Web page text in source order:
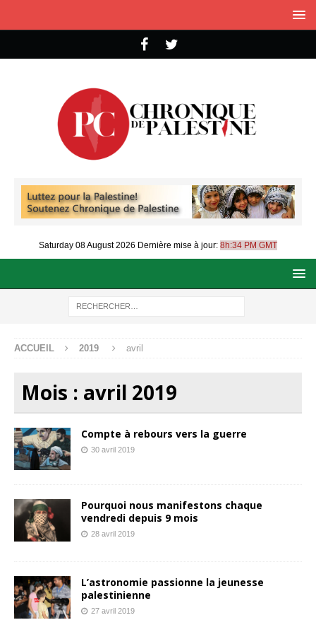
Saturday 08 August 2026 Dernière mise à jour: 8h:34 PM GMT
ACCUEIL 2019 avril
Mois : avril 2019
Compte à rebours vers la guerre
30 avril 2019
Pourquoi nous manifestons chaque
vendredi depuis 9 mois
28 avril 2019
L’astronomie passionne la jeunesse
palestinienne
27 avril 2019